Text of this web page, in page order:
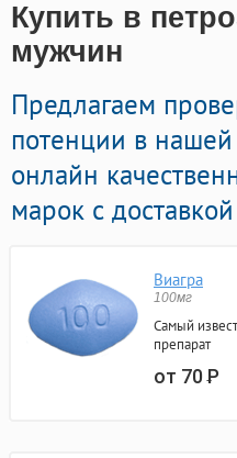
Купить в
мужчин
Предлагаем
потенции в
онлайн
марок с
Виагра
100мг
Самый
препарат
от 70Р